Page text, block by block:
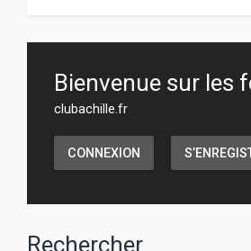
Bienvenue sur les
clubachille.fr
CONNEXION
Rechercher